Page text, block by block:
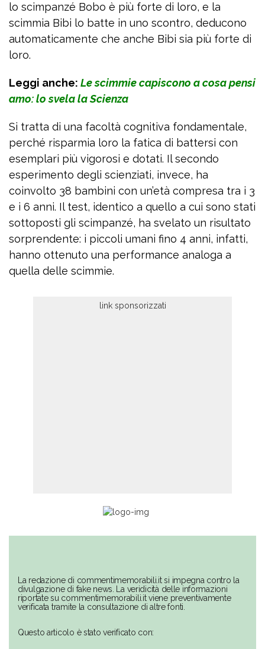
lo scimpanzé Bobo è più forte di loro, e la
scimmia Bibi lo batte in uno scontro, deducono
automaticamente che anche Bibi sia più forte di
loro.
Leggi anche: Le scimmie capiscono a cosa pensi
amo: lo svela la Scienza
Si tratta di una facoltà cognitiva fondamentale,
perché risparmia loro la fatica di battersi con
esemplari più vigorosi e dotati. Il secondo
esperimento degli scienziati, invece, ha
coinvolto 38 bambini con un’età compresa tra i 3
e i 6 anni. Il test, identico a quello a cui sono stati
sottoposti gli scimpanzé, ha svelato un risultato
sorprendente: i piccoli umani fino 4 anni, infatti,
hanno ottenuto una performance analoga a
quella delle scimmie.
La redazione di commentimemorabili.it si impegna contro la
divulgazione di fake news. La veridicità delle informazioni
riportate su commentimemorabili.it viene preventivamente
verificata tramite la consultazione di altre fonti.
Questo articolo è stato verificato con: